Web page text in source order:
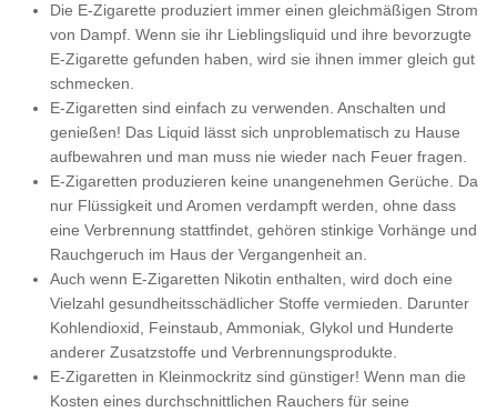
Die E-Zigarette produziert immer einen gleichmäßigen Strom
von Dampf. Wenn sie ihr Lieblingsliquid und ihre bevorzugte
E-Zigarette gefunden haben, wird sie ihnen immer gleich gut
schmecken.
E-Zigaretten sind einfach zu verwenden. Anschalten und
genießen! Das Liquid lässt sich unproblematisch zu Hause
aufbewahren und man muss nie wieder nach Feuer fragen.
E-Zigaretten produzieren keine unangenehmen Gerüche. Da
nur Flüssigkeit und Aromen verdampft werden, ohne dass
eine Verbrennung stattfindet, gehören stinkige Vorhänge und
Rauchgeruch im Haus der Vergangenheit an.
Auch wenn E-Zigaretten Nikotin enthalten, wird doch eine
Vielzahl gesundheitsschädlicher Stoffe vermieden. Darunter
Kohlendioxid, Feinstaub, Ammoniak, Glykol und Hunderte
anderer Zusatzstoffe und Verbrennungsprodukte.
E-Zigaretten in Kleinmockritz sind günstiger! Wenn man die
Kosten eines durchschnittlichen Rauchers für seine